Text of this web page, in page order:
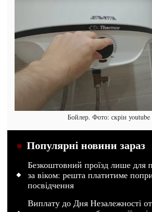
Бойлер. Фото: скрін youtube
Популярні новини зараз
Безкоштовний проїзд лише для
за віком: решта платитиме
посвідчення
Виплату до Дня Незалежності